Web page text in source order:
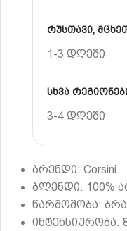
რუსთავი,
1-3 დღეში
სხვა
3-4 დღეში
ბრენდი: Corsini
ბლენდი: 100%
წარმოშობა:
ინტენსიურობა: